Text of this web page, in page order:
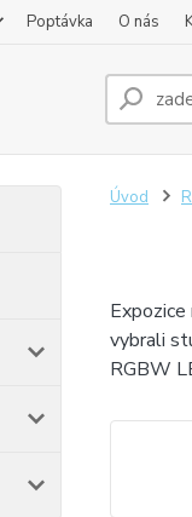
Poptávka O nás
Úvod
vybrali
RGBW